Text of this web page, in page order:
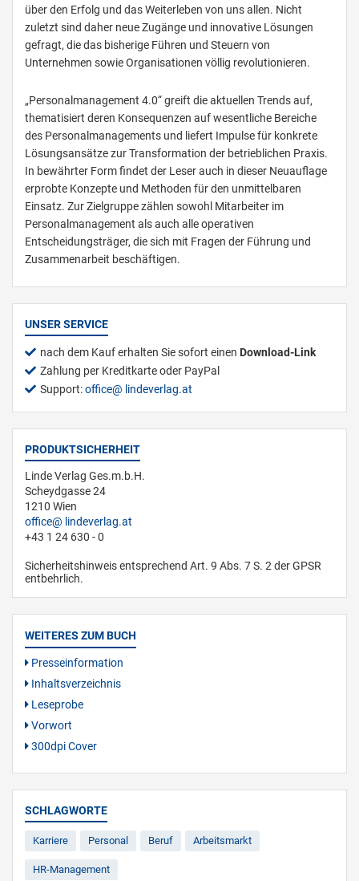
über den Erfolg und das Weiterleben von uns allen. Nicht
zuletzt sind daher neue Zugänge und innovative Lösungen
gefragt, die das bisherige Führen und Steuern von
Unternehmen sowie Organisationen völlig revolutionieren.
„Personalmanagement 4.0“ greift die aktuellen Trends auf,
thematisiert deren Konsequenzen auf wesentliche Bereiche
des Personalmanagements und liefert Impulse für konkrete
Lösungsansätze zur Transformation der betrieblichen Praxis.
In bewährter Form findet der Leser auch in dieser Neuauflage
erprobte Konzepte und Methoden für den unmittelbaren
Einsatz. Zur Zielgruppe zählen sowohl Mitarbeiter im
Personalmanagement als auch alle operativen
Entscheidungsträger, die sich mit Fragen der Führung und
Zusammenarbeit beschäftigen.
UNSER SERVICE
nach dem Kauf erhalten Sie sofort einen Download-Link
Zahlung per Kreditkarte oder PayPal
Support:office lindeverlag.at
PRODUKTSICHERHEIT
Linde Verlag Ges.m.b.H.
Scheydgasse 24
1210 Wien
office
lindeverlag.at
+43 1 24 630 - 0
Sicherheitshinweis entsprechend Art. 9 Abs. 7 S. 2 der GPSR
entbehrlich.
WEITERES ZUM BUCH
Presseinformation
Inhaltsverzeichnis
Leseprobe
Vorwort
300dpi Cover
SCHLAGWORTE
Karriere Personal Beruf Arbeitsmarkt
HR-Management